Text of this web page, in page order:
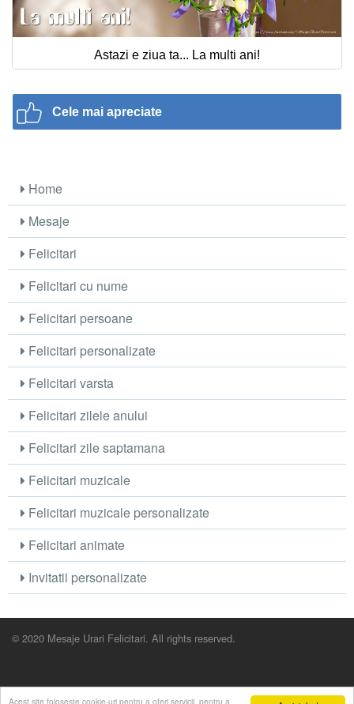
Acest site foloseste cookie-uri pentru a oferi servicii, pentru a
Astazi e ziua ta... La multi ani!
Cele mai apreciate
Home
Mesaje
Felicitari
Felicitari cu nume
Felicitari persoane
Felicitari personalizate
Felicitari varsta
Felicitari zilele anului
Felicitari zile saptamana
Felicitari muzicale
Felicitari muzicale personalizate
Felicitari animate
Invitatii personalizate
© 2020 Mesaje Urari Felicitari. All rights reserved.